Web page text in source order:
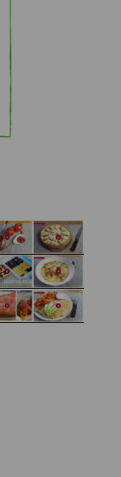
ketchup (bez
Tarta francuska z
cebulą i pomidorem
żelki
Zupa kurkowa z
selerem i pietruszką